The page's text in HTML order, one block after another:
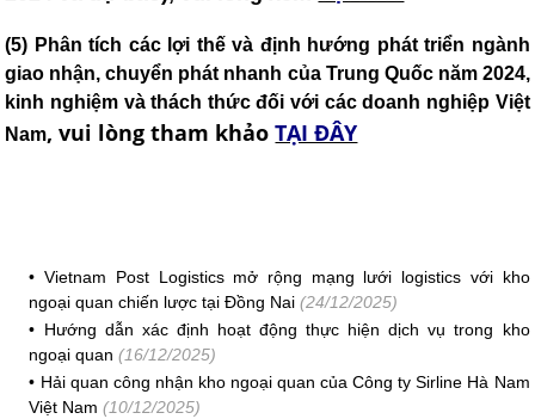
(5) Phân tích các lợi thế và định hướng phát triển ngành
giao nhận, chuyển phát nhanh của Trung Quốc năm 2024,
kinh nghiệm và thách thức đối với các doanh nghiệp Việt
Nam, vui lòng tham khảoTẠI ĐÂY
•Vietnam Post Logistics mở rộng mạng lưới logistics với kho
ngoại quan chiến lược tại Đồng Nai (24/12/2025)
• Hướng dẫn xác định hoạt động thực hiện dịch vụ trong kho
ngoại quan (16/12/2025)
• Hải quan công nhận kho ngoại quan của Công ty Sirline Hà Nam
Việt Nam (10/12/2025)